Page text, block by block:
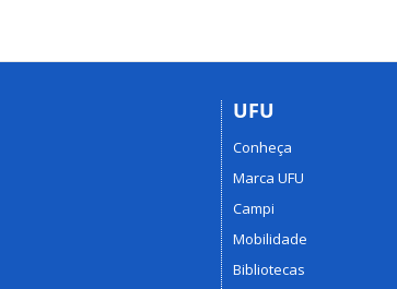
UFU
Conheça
Marca UFU
Campi
Mobilidade
Bibliotecas